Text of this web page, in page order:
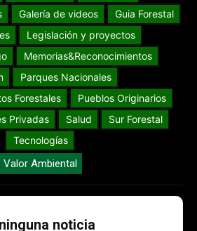
Galería de videos
Guia Forestal
Legislación y proyectos
Memorias&Reconocimientos
Parques Nacionales
Forestales
Pueblos Originarios
Privadas
Salud
Sur Forestal
Tecnologías
Valor Ambiental
noticia